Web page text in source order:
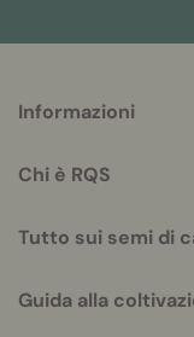
helpful
Informazioni
Chi è RQS
Tutto sui semi di
Guida alla